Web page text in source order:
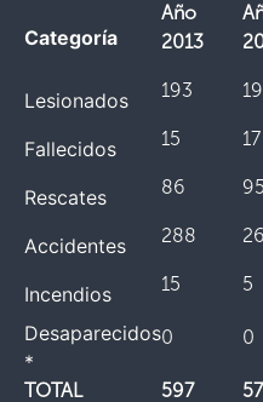
Categoría
Año
2013
Lesionados 193
Fallecidos 15 17
Rescates 86 95
Accidentes 288
Incendios 15 5
Desaparecidos
*
0 0
TOTAL 597